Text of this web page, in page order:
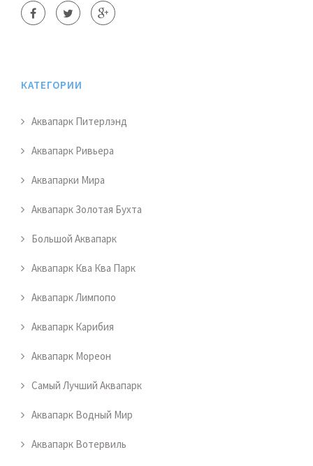
КАТЕГОРИИ
Аквапарк Питерлэнд
Аквапарк Ривьера
Аквапарки Мира
Аквапарк Золотая Бухта
Большой Аквапарк
Аквапарк Ква Ква Парк
Аквапарк Лимпопо
Аквапарк Карибия
Аквапарк Мореон
Самый Лучший Аквапарк
Аквапарк Водный Мир
Аквапарк Вотервиль